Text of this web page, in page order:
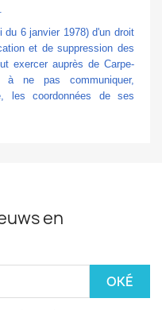
6 janvier 1978) d'un droit
et de suppression des
exercer auprès de Carpe-
à ne pas communiquer,
les coordonnées de ses
en